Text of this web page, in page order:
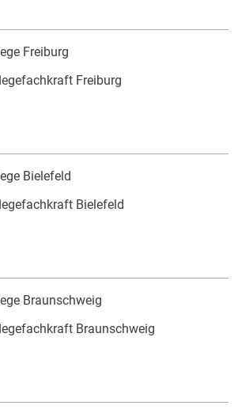
Freiburg
Freiburg
Bielefeld
Bielefeld
Braunschweig
Braunschweig